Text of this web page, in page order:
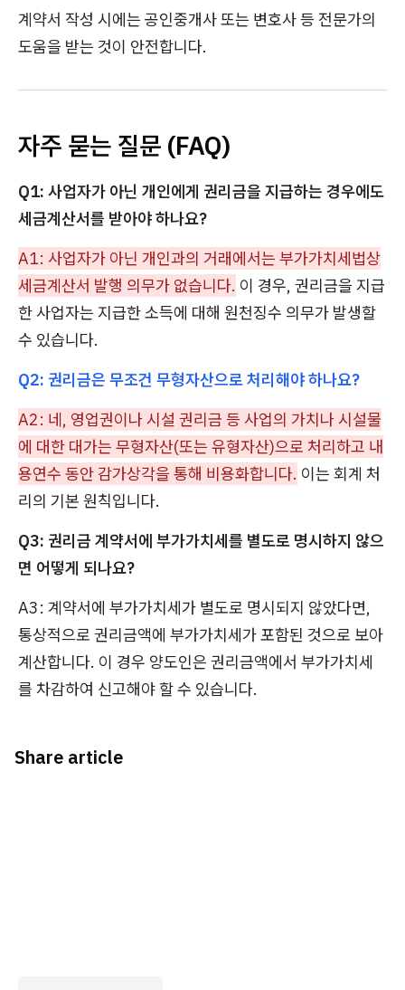
계약서 작성 시에는 공인중개사 또는 변호사 등 전문가의
도움을 받는 것이 안전합니다.
자주 묻는 질문 (FAQ)
Q1: 사업자가 아닌 개인에게 권리금을 지급하는 경우에도
세금계산서를 받아야 하나요?
A1: 사업자가 아닌 개인과의 거래에서는 부가가치세법상
세금계산서 발행 의무가 없습니다. 이 경우, 권리금을 지급
한 사업자는 지급한 소득에 대해 원천징수 의무가 발생할
수 있습니다.
Q2: 권리금은 무조건 무형자산으로 처리해야 하나요?
A2: 네, 영업권이나 시설 권리금 등 사업의 가치나 시설물
에 대한 대가는 무형자산(또는 유형자산)으로 처리하고 내
용연수 동안 감가상각을 통해 비용화합니다. 이는 회계 처
리의 기본 원칙입니다.
Q3: 권리금 계약서에 부가가치세를 별도로 명시하지 않으
면 어떻게 되나요?
A3: 계약서에 부가가치세가 별도로 명시되지 않았다면,
통상적으로 권리금액에 부가가치세가 포함된 것으로 보아
계산합니다. 이 경우 양도인은 권리금액에서 부가가치세
를 차감하여 신고해야 할 수 있습니다.
Share article